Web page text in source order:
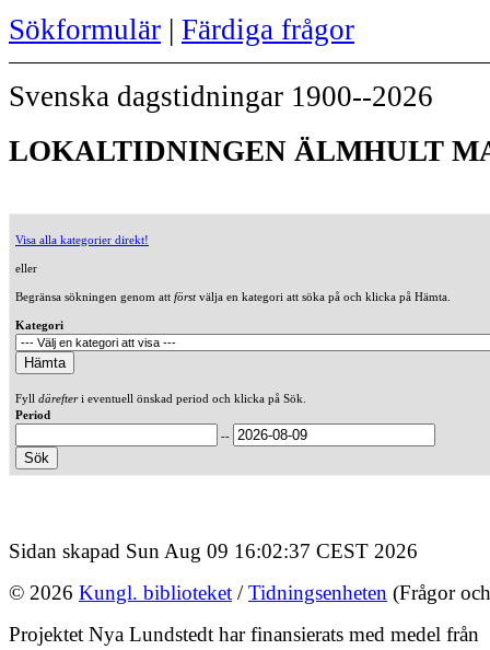
Sökformulär | Färdiga frågor
Svenska dagstidningar 1900--2026
LOKALTIDNINGEN ÄLMHULT
Visa alla kategorier direkt!
eller
Begränsa sökningen genom att förstvälja en kategori att söka på och klicka på Hämta.
Kategori
Fyll därefteri eventuell önskad period och klicka på Sök.
Period
--
Sidan skapad Sun Aug 09 16:02:37 CEST 2026
© 2026 Kungl. biblioteket /Tidningsenheten (Frågor
Projektet Nya Lundstedt har finansierats med medel från